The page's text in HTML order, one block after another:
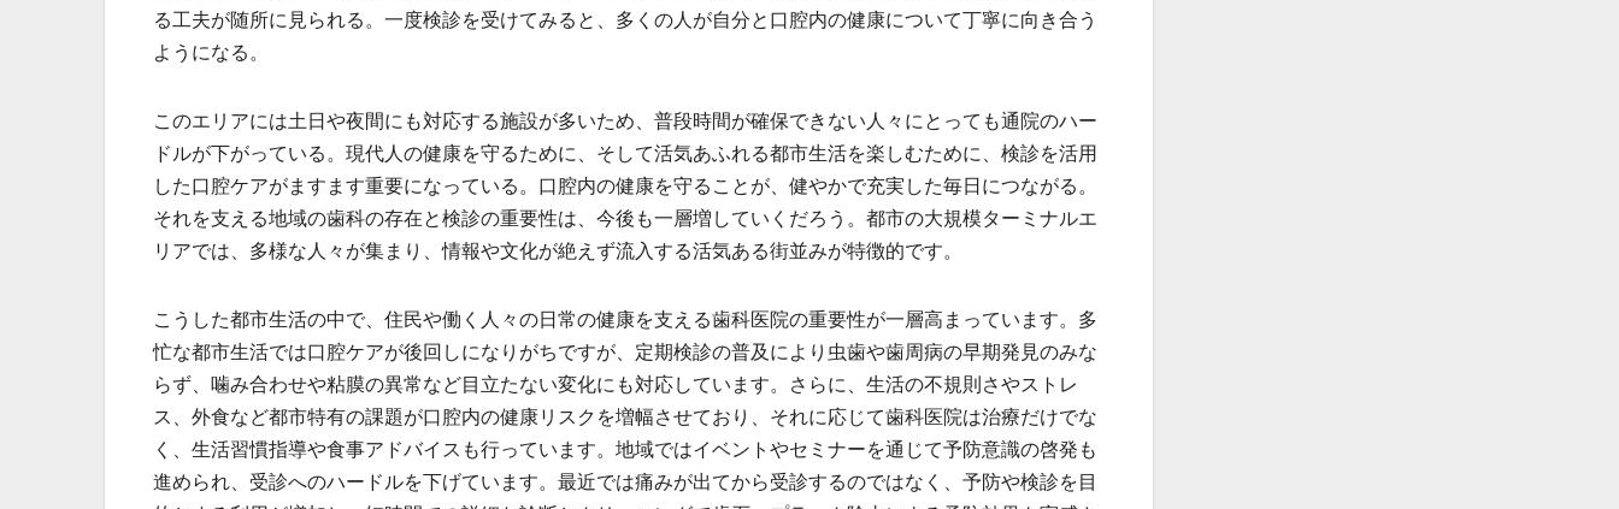
る工夫が随所に見られる。一度検診を受けてみると、多くの人が自分と口腔内の健康について丁寧に向き合う
ようになる。
このエリアには土日や夜間にも対応する施設が多いため、普段時間が確保できない人々にとっても通院のハー
ドルが下がっている。現代人の健康を守るために、そして活気あふれる都市生活を楽しむために、検診を活用
した口腔ケアがますます重要になっている。口腔内の健康を守ることが、健やかで充実した毎日につながる。
それを支える地域の歯科の存在と検診の重要性は、今後も一層増していくだろう。都市の大規模ターミナルエ
リアでは、多様な人々が集まり、情報や文化が絶えず流入する活気ある街並みが特徴的です。
こうした都市生活の中で、住民や働く人々の日常の健康を支える歯科医院の重要性が一層高まっています。多
忙な都市生活では口腔ケアが後回しになりがちですが、定期検診の普及により虫歯や歯周病の早期発見のみな
らず、噛み合わせや粘膜の異常など目立たない変化にも対応しています。さらに、生活の不規則さやストレ
ス、外食など都市特有の課題が口腔内の健康リスクを増幅させており、それに応じて歯科医院は治療だけでな
く、生活習慣指導や食事アドバイスも行っています。地域ではイベントやセミナーを通じて予防意識の啓発も
進められ、受診へのハードルを下げています。最近では痛みが出てから受診するのではなく、予防や検診を目